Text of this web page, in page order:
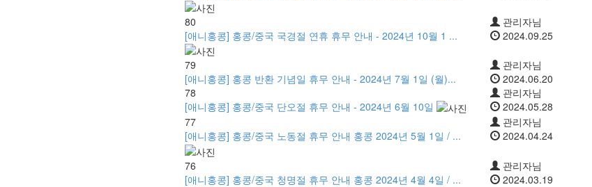
80
[애니홍콩] 홍콩/중국 국경절 연휴 휴무 안내 - 2024년 10월 1 ...
관리자님
2024.09.25
79
[애니홍콩] 홍콩 반환 기념일 휴무 안내 - 2024년 7월 1일 (월)...
관리자님
2024.06.20
78
[애니홍콩] 홍콩/중국 단오절 휴무 안내 - 2024년 6월 10일
관리자님
2024.05.28
77
[애니홍콩] 홍콩/중국 노동절 휴무 안내 홍콩 2024년 5월 1일 / ...
관리자님
2024.04.24
76
[애니홍콩] 홍콩/중국 청명절 휴무 안내 홍콩 2024년 4월 4일 / ...
관리자님
2024.03.19